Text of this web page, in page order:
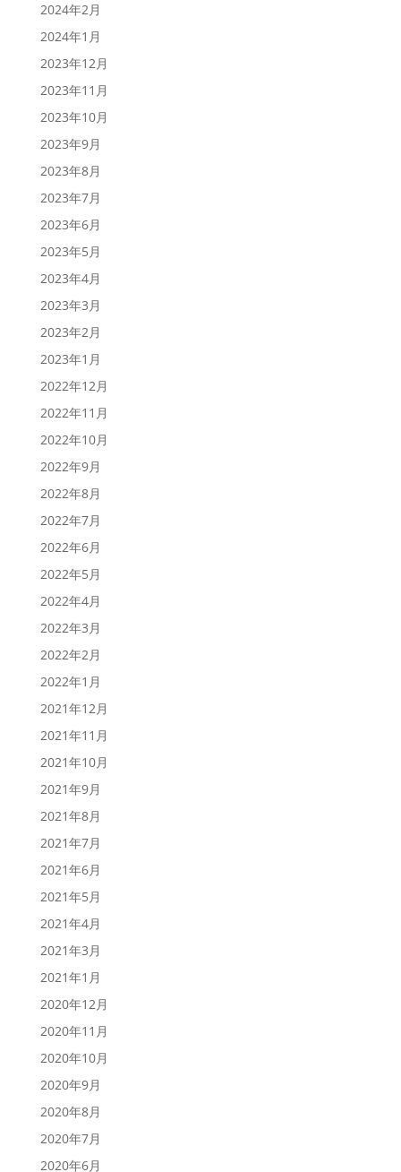
2024年2月
2024年1月
2023年12月
2023年11月
2023年10月
2023年9月
2023年8月
2023年7月
2023年6月
2023年5月
2023年4月
2023年3月
2023年2月
2023年1月
2022年12月
2022年11月
2022年10月
2022年9月
2022年8月
2022年7月
2022年6月
2022年5月
2022年4月
2022年3月
2022年2月
2022年1月
2021年12月
2021年11月
2021年10月
2021年9月
2021年8月
2021年7月
2021年6月
2021年5月
2021年4月
2021年3月
2021年1月
2020年12月
2020年11月
2020年10月
2020年9月
2020年8月
2020年7月
2020年6月